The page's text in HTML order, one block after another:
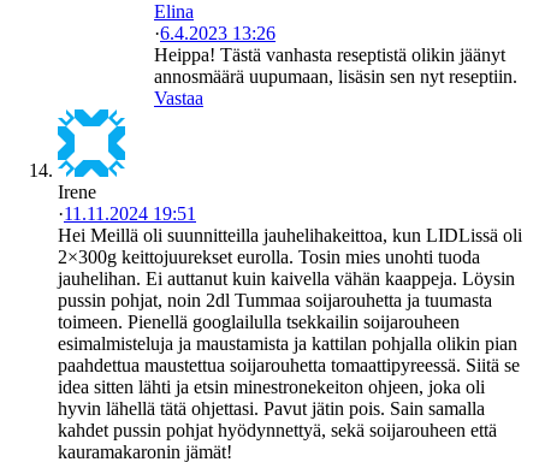
Elina
·6.4.2023 13:26
Heippa! Tästä vanhasta reseptistä olikin jäänyt
annosmäärä uupumaan, lisäsin sen nyt reseptiin.
Vastaa
Irene
·11.11.2024 19:51
Hei Meillä oli suunnitteilla jauhelihakeittoa, kun LIDLissä oli
2×300g keittojuurekset eurolla. Tosin mies unohti tuoda
jauhelihan. Ei auttanut kuin kaivella vähän kaappeja. Löysin
pussin pohjat, noin 2dl Tummaa soijarouhetta ja tuumasta
toimeen. Pienellä googlailulla tsekkailin soijarouheen
esimalmisteluja ja maustamista ja kattilan pohjalla olikin pian
paahdettua maustettua soijarouhetta tomaattipyreessä. Siitä se
idea sitten lähti ja etsin minestronekeiton ohjeen, joka oli
hyvin lähellä tätä ohjettasi. Pavut jätin pois. Sain samalla
kahdet pussin pohjat hyödynnettyä, sekä soijarouheen että
kauramakaronin jämät!